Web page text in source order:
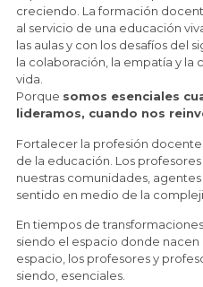
creciendo. La formación
al servicio de una educación
las aulas y con los desafíos del
la colaboración, la empatía y
vida.
Porque somos esenciales
lideramos, cuando nos
Fortalecer la profesión
de la educación. Los
nuestras comunidades,
sentido en medio de la
En tiempos de
siendo el espacio donde nacen
espacio, los profesores y
siendo, esenciales.